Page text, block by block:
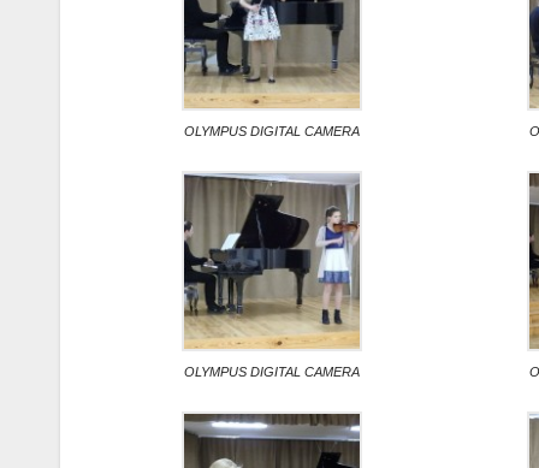
OLYMPUS DIGITAL CAMERA
OLYMPUS DIGITAL CAMERA